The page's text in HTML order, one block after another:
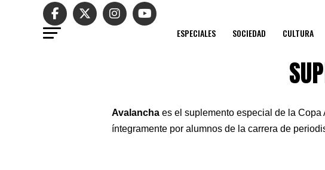
ESPECIALES SOCIEDAD CULTURA
Avalancha es el suplemento especial de la
íntegramente por alumnos de la carrera de